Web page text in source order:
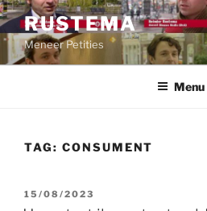
Ga
naar
inhoud
RUSTEMA
Meneer Petities
Menu
TAG: CONSUMENT
GEPLAATST
OP
15/08/2023